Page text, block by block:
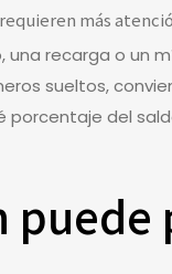
más
una recarga o un
sueltos,
del